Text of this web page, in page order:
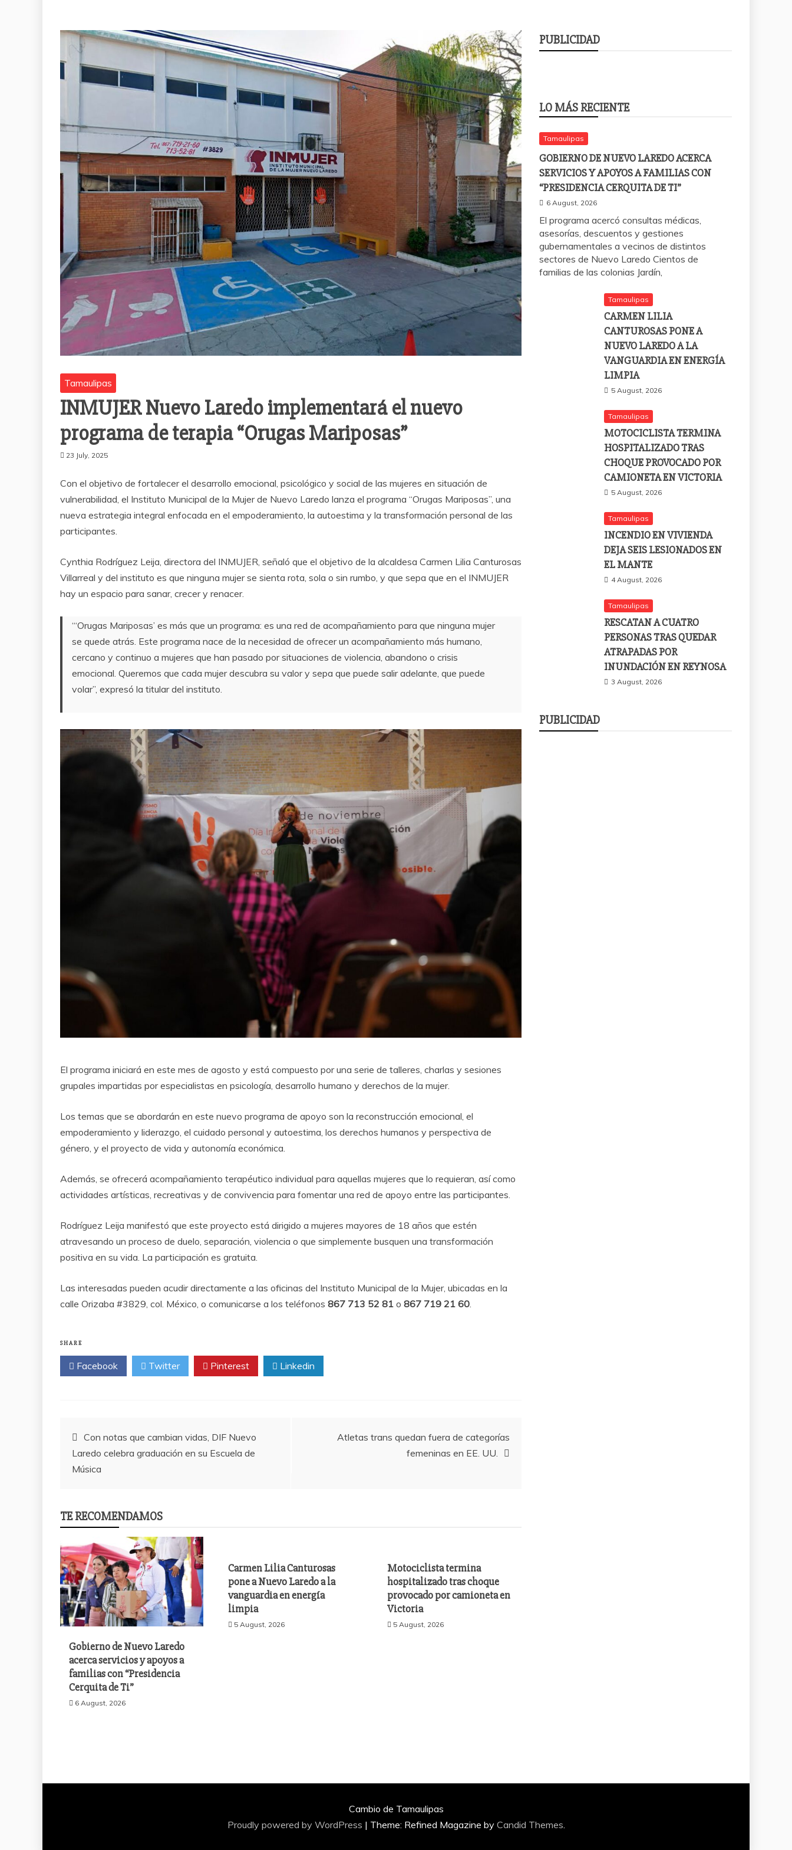
Tamaulipas
INMUJER Nuevo Laredo implementará el nuevo
programa de terapia “Orugas Mariposas”
23 July, 2025
Con el objetivo de fortalecer el desarrollo emocional, psicológico y social de las mujeres en situación de
vulnerabilidad, el Instituto Municipal de la Mujer de Nuevo Laredo lanza el programa “Orugas Mariposas”, una
nueva estrategia integral enfocada en el empoderamiento, la autoestima y la transformación personal de las
participantes.
Cynthia Rodríguez Leija, directora del INMUJER, señaló que el objetivo de la alcaldesa Carmen Lilia Canturosas
Villarreal y del instituto es que ninguna mujer se sienta rota, sola o sin rumbo, y que sepa que en el INMUJER
hay un espacio para sanar, crecer y renacer.
“‘Orugas Mariposas’ es más que un programa: es una red de acompañamiento para que ninguna mujer
se quede atrás. Este programa nace de la necesidad de ofrecer un acompañamiento más humano,
cercano y continuo a mujeres que han pasado por situaciones de violencia, abandono o crisis
emocional. Queremos que cada mujer descubra su valor y sepa que puede salir adelante, que puede
volar”, expresó la titular del instituto.
El programa iniciará en este mes de agosto y está compuesto por una serie de talleres, charlas y sesiones
grupales impartidas por especialistas en psicología, desarrollo humano y derechos de la mujer.
Los temas que se abordarán en este nuevo programa de apoyo son la reconstrucción emocional, el
empoderamiento y liderazgo, el cuidado personal y autoestima, los derechos humanos y perspectiva de
género, y el proyecto de vida y autonomía económica.
Además, se ofrecerá acompañamiento terapéutico individual para aquellas mujeres que lo requieran, así como
actividades artísticas, recreativas y de convivencia para fomentar una red de apoyo entre las participantes.
Rodríguez Leija manifestó que este proyecto está dirigido a mujeres mayores de 18 años que estén
atravesando un proceso de duelo, separación, violencia o que simplemente busquen una transformación
positiva en su vida. La participación es gratuita.
Las interesadas pueden acudir directamente a las oficinas del Instituto Municipal de la Mujer, ubicadas en la
calle Orizaba #3829, col. México, o comunicarse a los teléfonos 867 713 52 81 o 867 719 21 60
SHARE
Facebook Twitter Pinterest Linkedin
Post
navigation
Con notas que cambian vidas, DIF Nuevo
Laredo celebra graduación en su Escuela de
Música
Atletas trans quedan fuera de categorías
femeninas en EE. UU.
TE RECOMENDAMOS
Gobierno de Nuevo Laredo
acerca servicios y apoyos a
familias con “Presidencia
Cerquita de Ti”
6 August, 2026
Carmen Lilia Canturosas
pone a Nuevo Laredo a la
vanguardia en energía
limpia
5 August, 2026
Motociclista termina
hospitalizado tras choque
provocado por camioneta en
Victoria
5 August, 2026
PUBLICIDAD
LO MÁS RECIENTE
Tamaulipas
GOBIERNO DE NUEVO LAREDO ACERCA
SERVICIOS Y APOYOS A FAMILIAS CON
“PRESIDENCIA CERQUITA DE TI”
6 August, 2026
El programa acercó consultas médicas,
asesorías, descuentos y gestiones
gubernamentales a vecinos de distintos
sectores de Nuevo Laredo Cientos de
familias de las colonias Jardín,
Tamaulipas
CARMEN LILIA
CANTUROSAS PONE A
NUEVO LAREDO A LA
VANGUARDIA EN ENERGÍA
LIMPIA
5 August, 2026
Tamaulipas
MOTOCICLISTA TERMINA
HOSPITALIZADO TRAS
CHOQUE PROVOCADO POR
CAMIONETA EN VICTORIA
5 August, 2026
Tamaulipas
INCENDIO EN VIVIENDA
DEJA SEIS LESIONADOS EN
EL MANTE
4 August, 2026
Tamaulipas
RESCATAN A CUATRO
PERSONAS TRAS QUEDAR
ATRAPADAS POR
INUNDACIÓN EN REYNOSA
3 August, 2026
PUBLICIDAD
Cambio de Tamaulipas
Proudly powered by WordPress | Theme: Refined Magazine by Candid Themes.